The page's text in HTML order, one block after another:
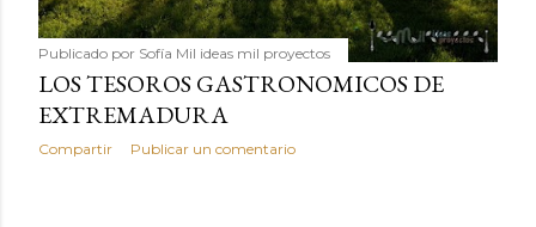
Publicado por Sofía Mil ideas mil proyectos
LOS TESOROS GASTRONOMICOS DE
EXTREMADURA
Compartir Publicar un comentario